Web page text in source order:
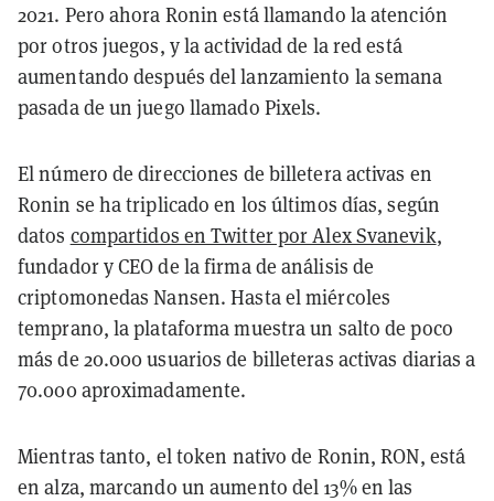
2021. Pero ahora Ronin está llamando la atención
por otros juegos, y la actividad de la red está
aumentando después del lanzamiento la semana
pasada de un juego llamado Pixels.
El número de direcciones de billetera activas en
Ronin se ha triplicado en los últimos días, según
datos compartidos en Twitter por Alex Svanevik,
fundador y CEO de la firma de análisis de
criptomonedas Nansen.Hasta el miércoles
temprano, la plataforma muestra un salto de poco
más de 20.000 usuarios de billeteras activas diarias a
70.000 aproximadamente.
Mientras tanto, el token nativo de Ronin, RON, está
en alza, marcando un aumento del 13% en las